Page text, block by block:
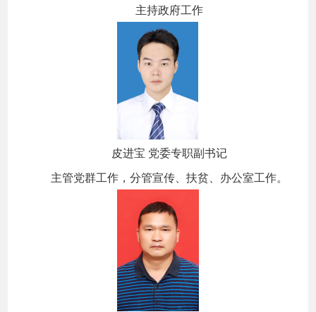
主持政府工作
皮进宝 党委专职副书记
主管党群工作，分管宣传、扶贫、办公室工作。